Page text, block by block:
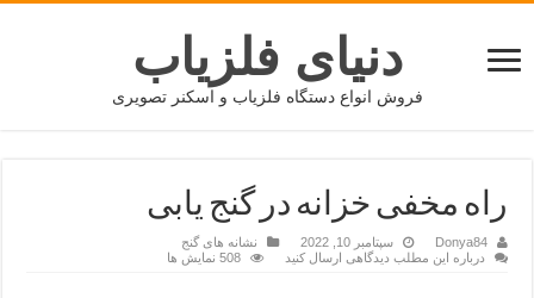
دنیای فلزیاب
فروش انواع دستگاه فلزیاب و اسکنر تصویری
راه مخفی خزانه در گنج یابی
Donya84 سپتامبر 10, 2022
نشانه های گنج
درباره این مطلب دیدگاهی ارسال کنید
508 نمایش ها